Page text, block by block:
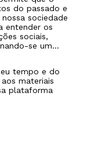
do passado e
sociedade
entender os
sociais,
se um
tempo e do
materiais
plataforma